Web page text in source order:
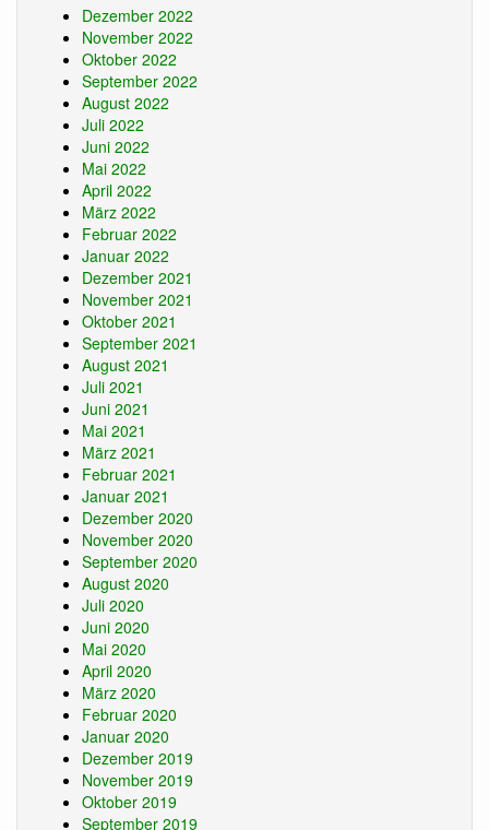
Dezember 2022
November 2022
Oktober 2022
September 2022
August 2022
Juli 2022
Juni 2022
Mai 2022
April 2022
März 2022
Februar 2022
Januar 2022
Dezember 2021
November 2021
Oktober 2021
September 2021
August 2021
Juli 2021
Juni 2021
Mai 2021
März 2021
Februar 2021
Januar 2021
Dezember 2020
November 2020
September 2020
August 2020
Juli 2020
Juni 2020
Mai 2020
April 2020
März 2020
Februar 2020
Januar 2020
Dezember 2019
November 2019
Oktober 2019
September 2019